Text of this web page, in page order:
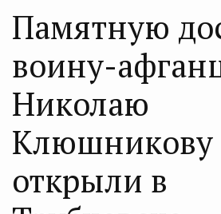
Памятную
воину-
Николаю
Клюшникову
открыли в